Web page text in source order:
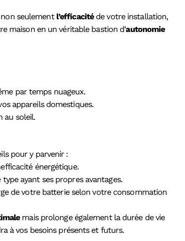
seulement l’efficacitéde votre installation,
maison en un véritable bastion d’autonomie
par temps nuageux.
appareils domestiques.
au soleil.
pour y parvenir :
énergétique.
ayant ses propres avantages.
de votre batterie selon votre consommation
mais prolonge également la durée de vie
à vos besoins présents et futurs.